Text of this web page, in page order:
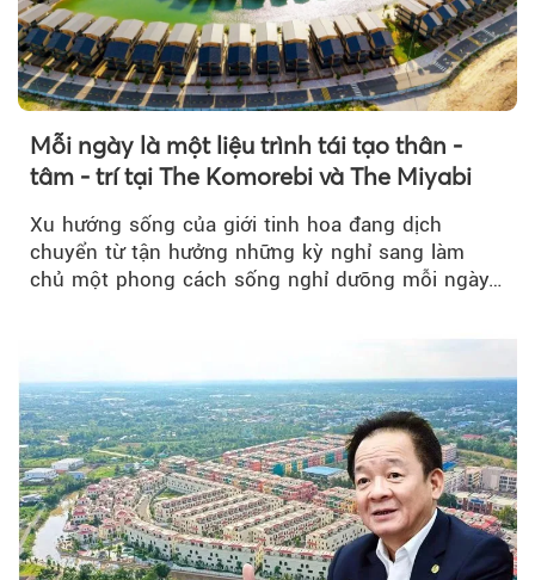
Mỗi ngày là một liệu trình tái tạo thân -
tâm - trí tại The Komorebi và The Miyabi
Xu hướng sống của giới tinh hoa đang dịch
chuyển từ tận hưởng những kỳ nghỉ sang làm
chủ một phong cách sống nghỉ dưỡng mỗi ngày…